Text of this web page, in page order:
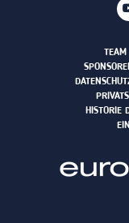
TEAM
HISTORIE